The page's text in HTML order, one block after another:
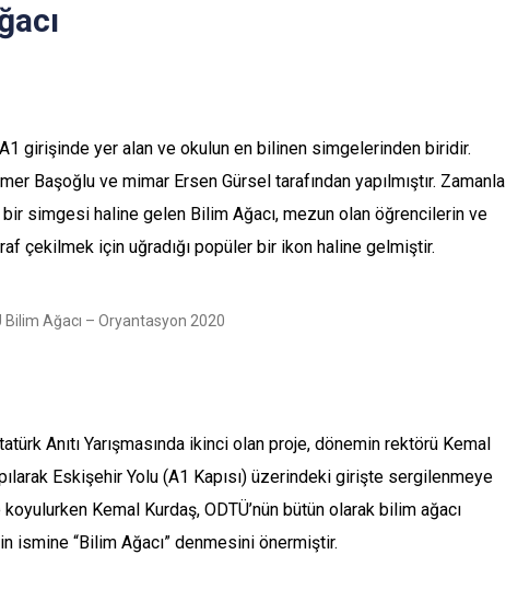
girişinde yer alan ve okulun en bilinen simgelerinden biridir.
Başoğlu ve mimar Ersen Gürsel tarafından yapılmıştır. Zamanla
bir simgesi haline gelen Bilim Ağacı, mezun olan öğrencilerin ve
çekilmek için uğradığı popüler bir ikon haline gelmiştir.
Bilim Ağacı – Oryantasyon 2020
Anıtı Yarışmasında ikinci olan proje, dönemin rektörü Kemal
Eskişehir Yolu (A1 Kapısı) üzerindeki girişte sergilenmeye
Kemal Kurdaş, ODTÜ’nün bütün olarak bilim ağacı
ismine “Bilim Ağacı” denmesini önermiştir.